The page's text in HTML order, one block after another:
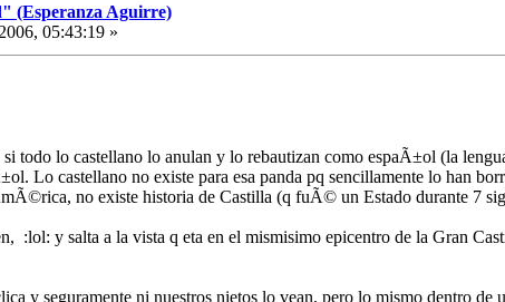
(Esperanza Aguirre)
05:43:19 »
todo lo castellano lo anulan y lo rebautizan como espaÃ±ol (la
Lo castellano no existe para esa panda pq sencillamente lo han
no existe historia de Castilla (q fuÃ© un Estado durante 7
:lol: y salta a la vista q eta en el mismisimo epicentro de la Gran
y seguramente ni nuestros nietos lo vean, pero lo mismo dentro de